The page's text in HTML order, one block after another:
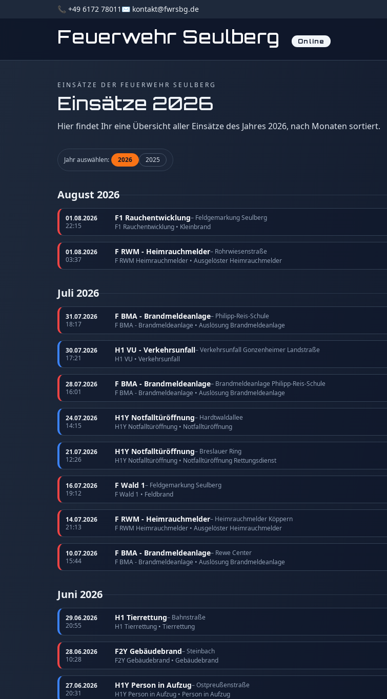
📞 +49 6172 78011 ✉️ kontakt@fwrsbg.de
Feuerwehr Seulberg Online
EINSÄTZE DER FEUERWEHR SEULBERG
Einsätze 2026
Hier findet Ihr eine Übersicht aller Einsätze des Jahres 2026, nach Monaten sortiert.
Jahr auswählen: 2026 2025
August 2026
01.08.2026
22:15
F1 Rauchentwicklung– Feldgemarkung Seulberg
F1 Rauchentwicklung • Kleinbrand
01.08.2026
03:37
F RWM - Heimrauchmelder– Rohrwiesenstraße
F RWM Heimrauchmelder • Ausgelöster Heimrauchmelder
Juli 2026
31.07.2026
18:17
F BMA - Brandmeldeanlage– Philipp-Reis-Schule
F BMA - Brandmeldeanlage • Auslösung Brandmeldeanlage
30.07.2026
17:21
H1 VU - Verkehrsunfall– Verkehrsunfall Gonzenheimer Landstraße
H1 VU • Verkehrsunfall
28.07.2026
16:01
F BMA - Brandmeldeanlage– Brandmeldeanlage Philipp-Reis-Schule
F BMA - Brandmeldeanlage • Auslösung Brandmeldeanlage
24.07.2026
14:15
H1Y Notfalltüröffnung– Hardtwaldallee
H1Y Notfalltüröffnung • Notfalltüröffnung
21.07.2026
12:26
H1Y Notfalltüröffnung– Breslauer Ring
H1Y Notfalltüröffnung • Notfalltüröffnung Rettungsdienst
16.07.2026
19:12
F Wald 1– Feldgemarkung Seulberg
F Wald 1 • Feldbrand
14.07.2026
21:13
F RWM - Heimrauchmelder– Heimrauchmelder Köppern
F RWM Heimrauchmelder • Ausgelöster Heimrauchmelder
10.07.2026
15:44
F BMA - Brandmeldeanlage– Rewe Center
F BMA - Brandmeldeanlage • Auslösung Brandmeldeanlage
Juni 2026
29.06.2026
20:55
H1 Tierrettung– Bahnstraße
H1 Tierrettung • Tierrettung
28.06.2026
10:28
F2Y Gebäudebrand– Steinbach
F2Y Gebäudebrand • Gebäudebrand
27.06.2026
20:31
H1Y Person in Aufzug– Ostpreußenstraße
H1Y Person in Aufzug • Person in Aufzug